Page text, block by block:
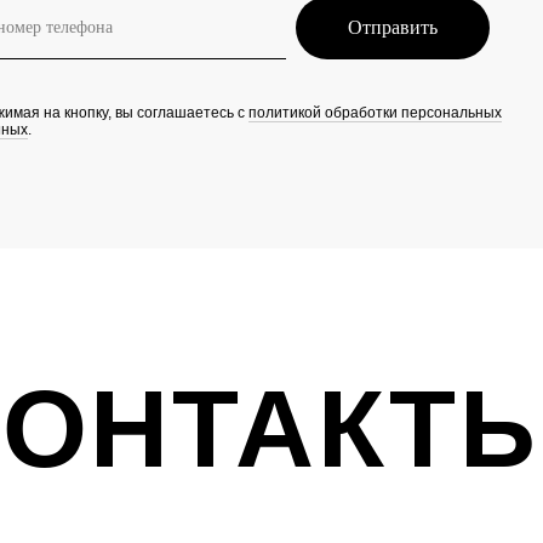
на кнопку, вы соглашаетесь с политикой обработки персональных
.
Отправить